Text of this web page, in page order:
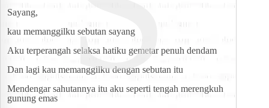
Sayang,
kau memanggilku sebutan sayang
Aku terperangah selaksa hatiku gemetar penuh dendam
Dan lagi kau memanggilku dengan sebutan itu
Mendengar sahutannya itu aku seperti tengah merengkuh
gunung emas